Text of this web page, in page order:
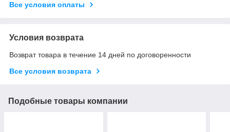
Все условия оплаты
Условия возврата
Возврат товара в течение 14 дней по договоренности
Все условия возврата
Подобные товары компании